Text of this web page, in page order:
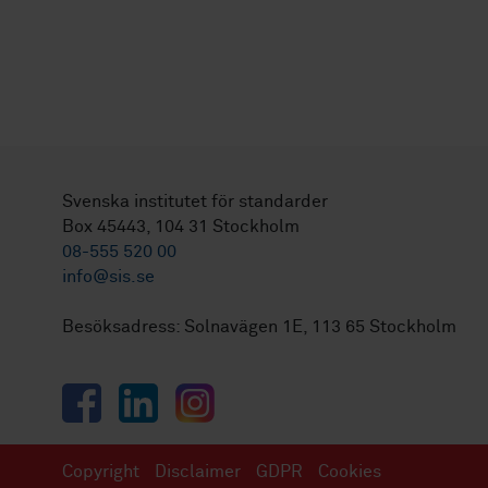
Svenska institutet för standarder
Box 45443, 104 31 Stockholm
08-555 520 00
info@sis.se
Besöksadress: Solnavägen 1E, 113 65 Stockholm
FacebookLinkedInInstagram
Copyright Disclaimer GDPR Cookies